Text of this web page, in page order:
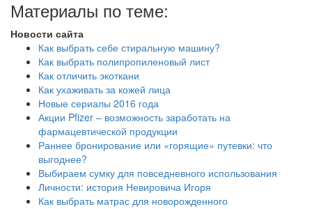
Материалы по теме:
Новости сайта
Как выбрать себе стиральную машину?
Как выбрать полипропиленовый лист
Как отличить экоткани
Как ухаживать за кожей лица
Новые сериалы 2016 года
Акции Pfizer – возможность заработать на
фармацевтической продукции
Раннее бронирование или «горящие» путевки: что
выгоднее?
Выбираем сумку для повседневного использования
Личности: история Невировича Игоря
Как выбрать матрас для новорожденного